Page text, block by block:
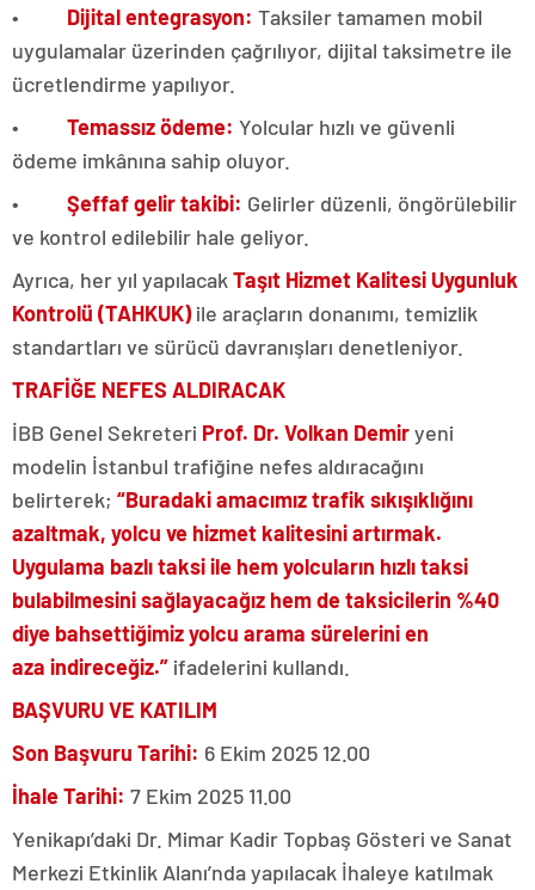
• Dijital entegrasyon: Taksiler tamamen mobil
uygulamalar üzerinden çağrılıyor, dijital taksimetre ile
ücretlendirme yapılıyor.
• Temassız ödeme: Yolcular hızlı ve güvenli
ödeme imkânına sahip oluyor.
• Şeffaf gelir takibi: Gelirler düzenli, öngörülebilir
ve kontrol edilebilir hale geliyor.
Ayrıca, her yıl yapılacak Taşıt Hizmet Kalitesi Uygunluk
Kontrolü (TAHKUK)ile araçların donanımı, temizlik
standartları ve sürücü davranışları denetleniyor.
TRAFİĞE NEFES ALDIRACAK
İBB Genel Sekreteri Prof. Dr. Volkan Demiryeni
modelin İstanbul trafiğine nefes aldıracağını
belirterek; “Buradaki amacımız trafik sıkışıklığını
azaltmak, yolcu ve hizmet kalitesini artırmak.
Uygulama bazlı taksi ile hem yolcuların hızlı taksi
bulabilmesini sağlayacağız hem de taksicilerin %40
diye bahsettiğimiz yolcu arama sürelerini en
aza indireceğiz.” ifadelerini kullandı.
BAŞVURU VE KATILIM
Son Başvuru Tarihi: 6 Ekim 2025 12.00
İhale Tarihi: 7 Ekim 2025 11.00
Yenikapı’daki Dr. Mimar Kadir Topbaş Gösteri ve Sanat
Merkezi Etkinlik Alanı’nda yapılacak İhaleye katılmak